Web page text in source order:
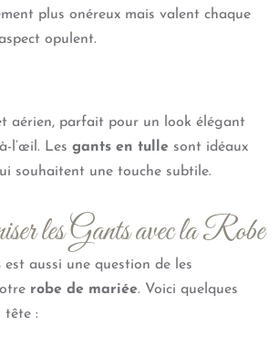
plus onéreux mais valent chaque
opulent.
aérien, parfait pour un look élégant
l’œil. Les gants en tulle sont idéaux
souhaitent une touche subtile.
les Gants avec la Robe
est aussi une question de les
robe de mariée. Voici quelques
tête :